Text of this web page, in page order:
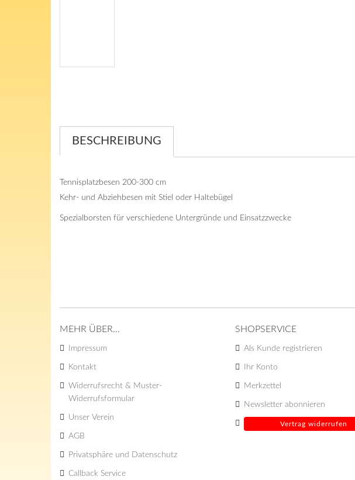
BESCHREIBUNG
Tennisplatzbesen 200-300 cm
Kehr- und Abziehbesen mit Stiel oder Haltebügel
Spezialborsten für verschiedene Untergründe und Einsatzzwecke
MEHR ÜBER...
Impressum
Kontakt
Widerrufsrecht & Muster-
Widerrufsformular
Unser Verein
AGB
Privatsphäre und Datenschutz
Callback Service
SHOPSERVICE
Als Kunde registrieren
Ihr Konto
Merkzettel
Newsletter abonnieren
Vertrag widerrufen